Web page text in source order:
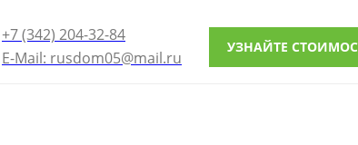
+7 (342) 204-32-84
E-Mail: rusdom05@mail.ru
УЗНАЙТЕ